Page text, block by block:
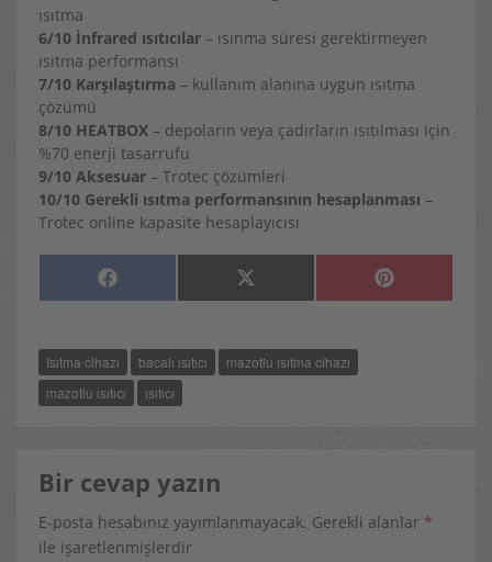
ısıtma
6/10 İnfrared ısıtıcılar – ısınma süresi gerektirmeyen
ısıtma performansı
7/10 Karşılaştırma – kullanım alanına uygun ısıtma
çözümü
8/10 HEATBOX – depoların veya çadırların ısıtılması için
%70 enerji tasarrufu
9/10 Aksesuar – Trotec çözümleri
10/10 Gerekli ısıtma performansının hesaplanması –
Trotec online kapasite hesaplayıcısı
SHARE
F
A
O
O
K
SHARE
X
(
T
T
E
SHARE
P
I
Isıtma cihazı bacalı ısıtıcı
mazotlu ısıtma cihazı
mazotlu ısıtıcı
ısıtıcı
Bir cevap yazın
E-posta hesabınız yayımlanmayacak. Gerekli alanlar *
ile işaretlenmişlerdir